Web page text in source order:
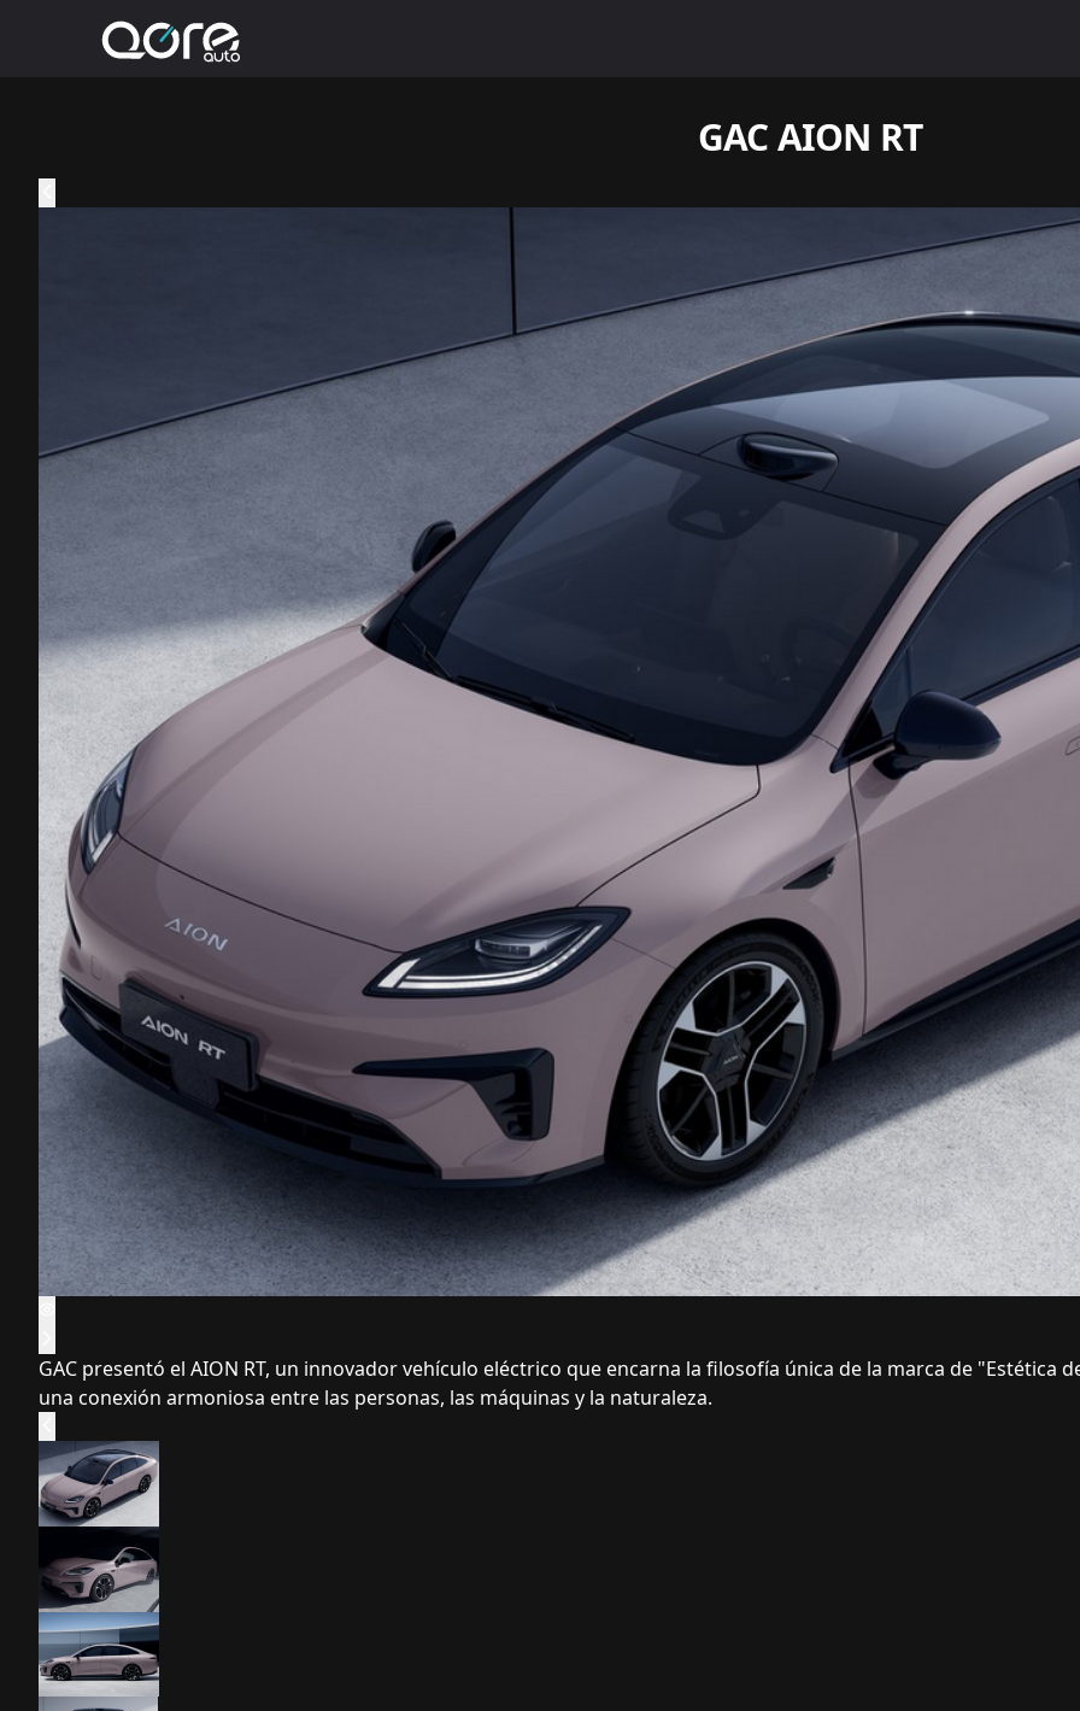
GAC AION RT
GAC presentó el AION RT, un innovador vehículo eléctrico que encarna la filosofía única de la marca de
una conexión armoniosa entre las personas, las máquinas y la naturaleza.